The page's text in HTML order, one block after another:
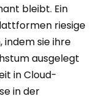
bleibt. Ein
riesige
indem sie ihre
ausgelegt
in Cloud-
in der